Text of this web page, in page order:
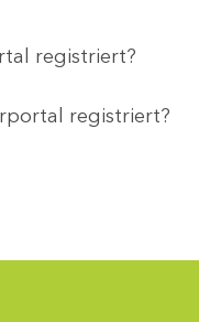
registriert?
registriert?